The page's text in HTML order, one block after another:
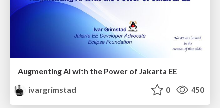
Augmenting AI with the Power of Jakarta EE
ivargrimstad
0 450